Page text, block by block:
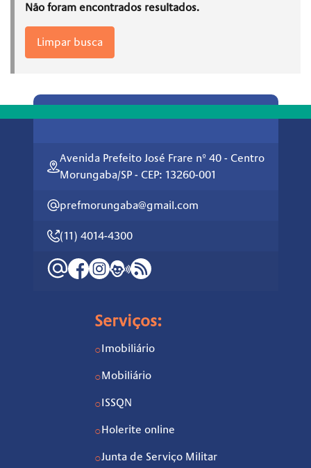
Não foram encontrados resultados.
Limpar busca
Avenida Prefeito José Frare nº 40 - Centro
Morungaba/SP - CEP: 13260-001
prefmorungaba@gmail.com
(11) 4014-4300
Serviços:
○ Imobiliário
○Mobiliário
○ ISSQN
○ Holerite online
○Junta de Serviço Militar